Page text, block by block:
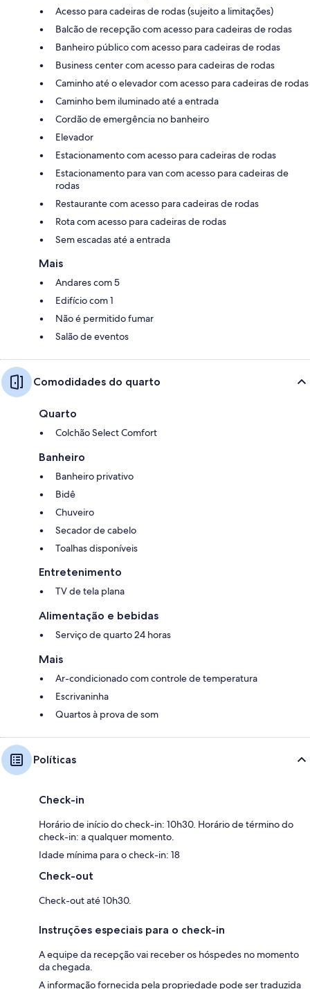
Acesso para cadeiras de rodas (sujeito a limitações)
Balcão de recepção com acesso para cadeiras de rodas
Banheiro público com acesso para cadeiras de rodas
Business center com acesso para cadeiras de rodas
Caminho até o elevador com acesso para cadeiras de rodas
Caminho bem iluminado até a entrada
Cordão de emergência no banheiro
Elevador
Estacionamento com acesso para cadeiras de rodas
Estacionamento para van com acesso para cadeiras de
rodas
Restaurante com acesso para cadeiras de rodas
Rota com acesso para cadeiras de rodas
Sem escadas até a entrada
Mais
Andares com 5
Edifício com 1
Não é permitido fumar
Salão de eventos
Comodidades do quarto
Quarto
Colchão Select Comfort
Banheiro
Banheiro privativo
Bidê
Chuveiro
Secador de cabelo
Toalhas disponíveis
Entretenimento
TV de tela plana
Alimentação e bebidas
Serviço de quarto 24 horas
Mais
Ar-condicionado com controle de temperatura
Escrivaninha
Quartos à prova de som
Políticas
Check-in
Horário de início do check-in: 10h30. Horário de término do
check-in: a qualquer momento.
Idade mínima para o check-in: 18
Check-out
Check-out até 10h30.
Instruções especiais para o check-in
A equipe da recepção vai receber os hóspedes no momento
da chegada.
A informação fornecida pela propriedade pode ser traduzida